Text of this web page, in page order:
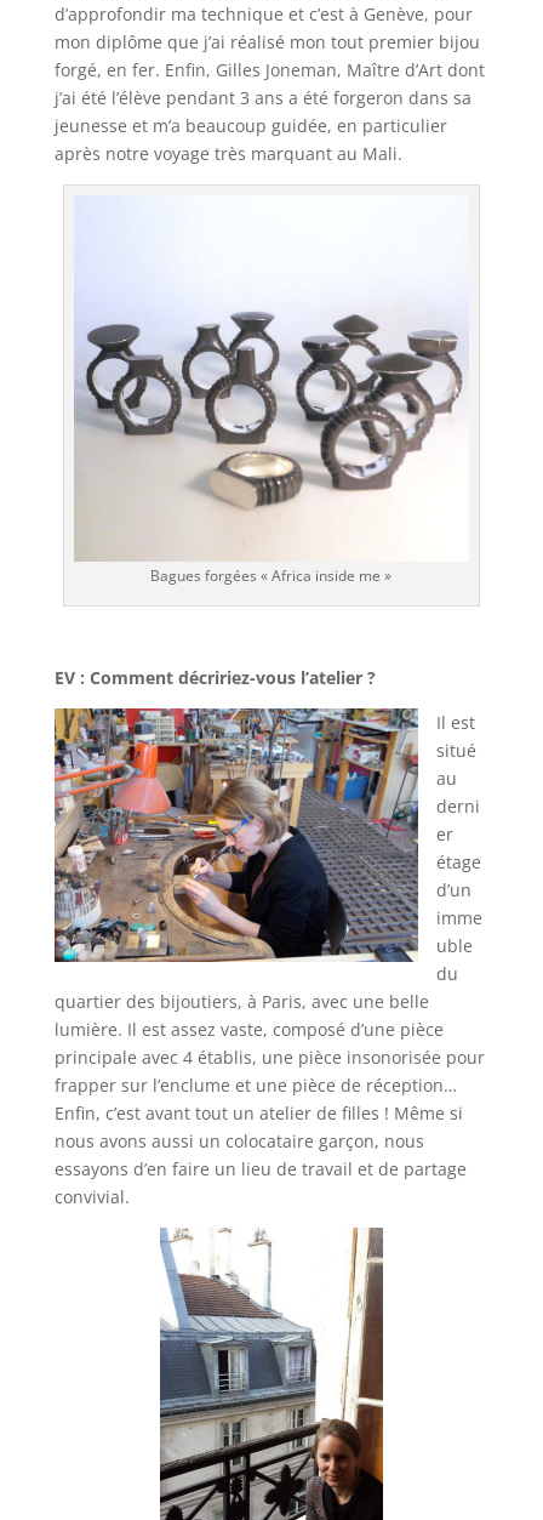
d’approfondir ma technique et c’est à Genève, pour
mon diplôme que j’ai réalisé mon tout premier bijou
forgé, en fer. Enfin, Gilles Joneman, Maître d’Art dont
j’ai été l’élève pendant 3 ans a été forgeron dans sa
jeunesse et m’a beaucoup guidée, en particulier
après notre voyage très marquant au Mali.
Bagues forgées « Africa inside me »
EV : Comment décririez-vous l’atelier ?
Il est
situé
au
derni
er
étage
d’un
imme
uble
du
quartier des bijoutiers, à Paris, avec une belle
lumière. Il est assez vaste, composé d’une pièce
principale avec 4 établis, une pièce insonorisée pour
frapper sur l’enclume et une pièce de réception…
Enfin, c’est avant tout un atelier de filles ! Même si
nous avons aussi un colocataire garçon, nous
essayons d’en faire un lieu de travail et de partage
convivial.